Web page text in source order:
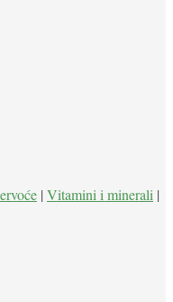
| Vitamini i minerali |